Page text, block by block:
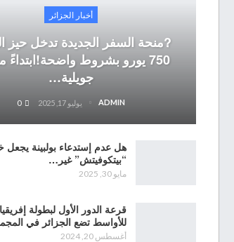
أخبار الجزائر
?منحة السفر الجديدة تدخل حيز
جويلية…
ADMIN يوليو 17, 2025 0
هل عدم إستدعاء بولبينة يجعل
“بيتكوفيتش” غير…
مايو 30, 2025
قرعة الدور الأول لبطولة
للأواسط تضع الجزائر في
أغسطس 20, 2024